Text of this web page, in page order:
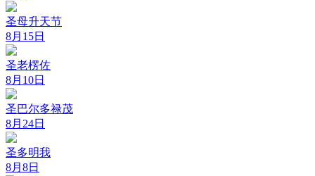
圣母升天节
8月15日
圣老楞佐
8月10日
圣巴尔多禄茂
8月24日
圣多明我
8月8日